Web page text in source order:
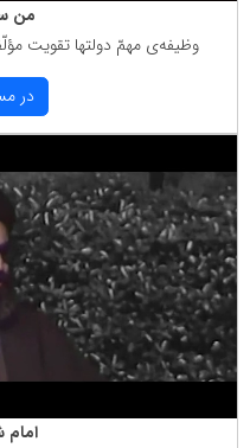
من
وظیفه‌ی مهمّ دولتها تقویت
در
امام